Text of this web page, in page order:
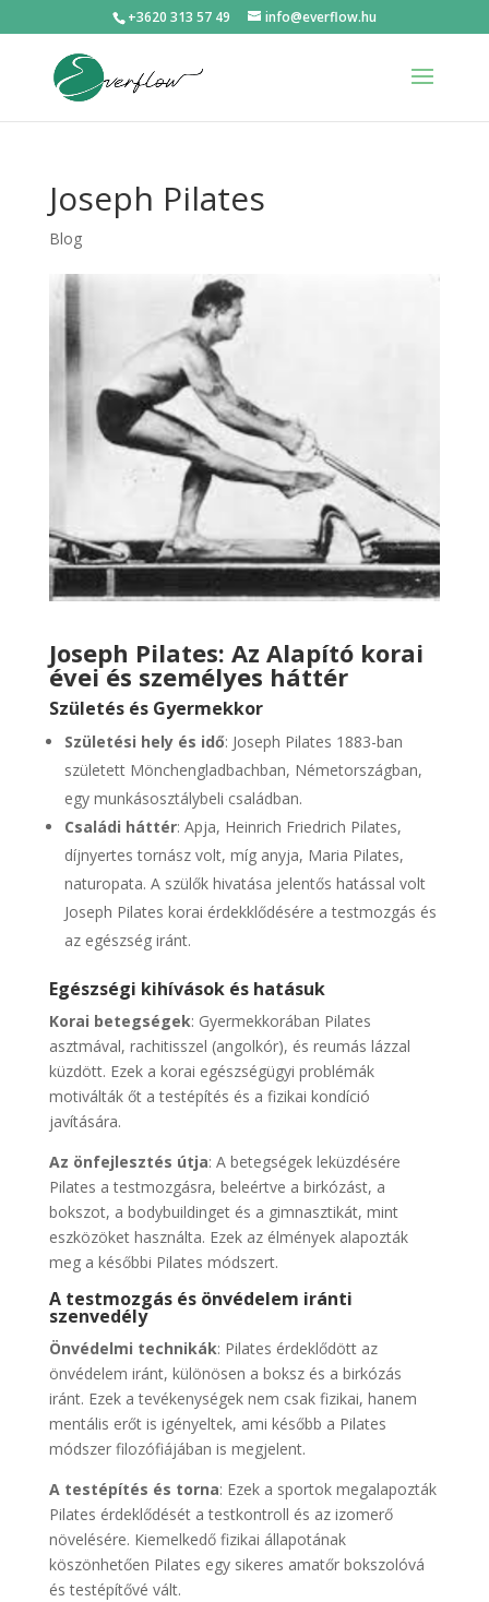
+3620 313 57 49 info@everflow.hu
Joseph Pilates
Blog
Joseph Pilates: Az Alapító korai
évei és személyes háttér
Születés és Gyermekkor
Születési hely és idő: Joseph Pilates 1883-ban
született Mönchengladbachban, Németországban,
egy munkásosztálybeli családban.
Családi háttér: Apja, Heinrich Friedrich Pilates,
díjnyertes tornász volt, míg anyja, Maria Pilates,
naturopata. A szülők hivatása jelentős hatással volt
Joseph Pilates korai érdekklődésére a testmozgás és
az egészség iránt.
Egészségi kihívások és hatásuk
Korai betegségek: Gyermekkorában Pilates
asztmával, rachitisszel (angolkór), és reumás lázzal
küzdött. Ezek a korai egészségügyi problémák
motiválták őt a testépítés és a fizikai kondíció
javítására.
Az önfejlesztés útja: A betegségek leküzdésére
Pilates a testmozgásra, beleértve a birkózást, a
bokszot, a bodybuildinget és a gimnasztikát, mint
eszközöket használta. Ezek az élmények alapozták
meg a későbbi Pilates módszert.
A testmozgás és önvédelem iránti
szenvedély
Önvédelmi technikák: Pilates érdeklődött az
önvédelem iránt, különösen a boksz és a birkózás
iránt. Ezek a tevékenységek nem csak fizikai, hanem
mentális erőt is igényeltek, ami később a Pilates
módszer filozófiájában is megjelent.
A testépítés és torna: Ezek a sportok megalapozták
Pilates érdeklődését a testkontroll és az izomerő
növelésére. Kiemelkedő fizikai állapotának
köszönhetően Pilates egy sikeres amatőr bokszolóvá
és testépítővé vált.